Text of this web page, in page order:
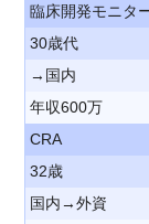
臨床開発モニタ
30歳代
→国内
年収600万
CRA
32歳
国内→外資